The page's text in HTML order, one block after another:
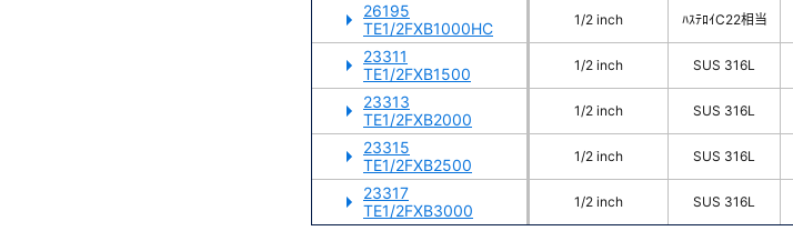
26195
TE1/2FXB1000HC
1/2 inch ﾊｽﾃﾛｲC22相当
23311
TE1/2FXB1500
1/2 inch SUS 316L
23313
TE1/2FXB2000
1/2 inch SUS 316L
23315
TE1/2FXB2500
1/2 inch SUS 316L
23317
TE1/2FXB3000
1/2 inch SUS 316L